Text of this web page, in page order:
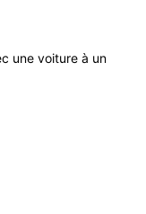
une voiture à un